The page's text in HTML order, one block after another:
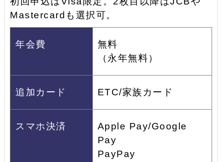
Mastercardも選択可。
年会費
無料
（永年無料）
追加カード ETC/家族カード
スマホ決済
Apple Pay/Google
Pay
PayPay